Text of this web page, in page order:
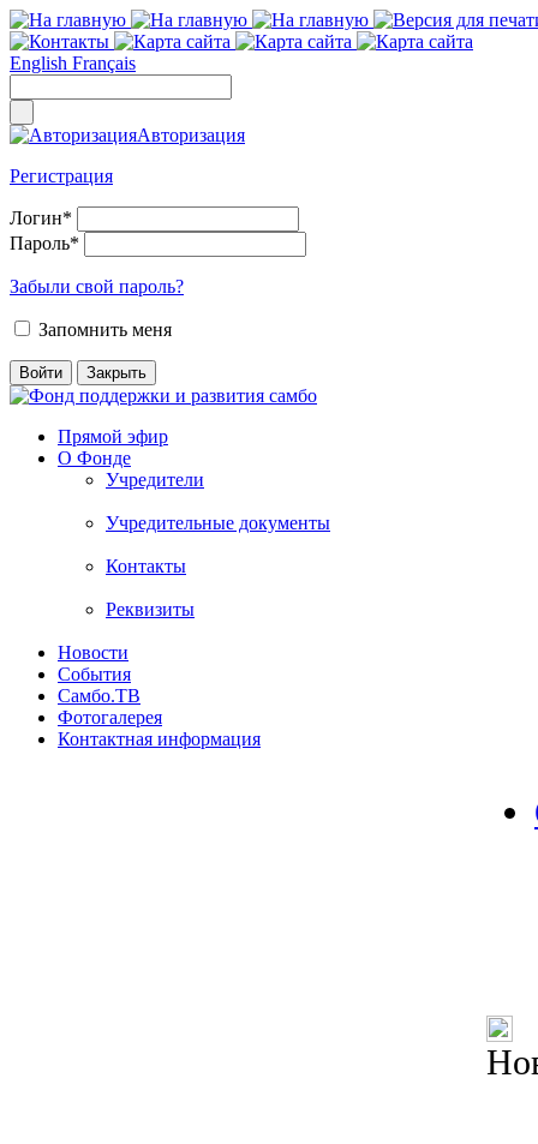
English Français
Авторизация
Регистрация
Логин*
Пароль*
Забыли свой пароль?
Запомнить меня
Прямой эфир
О Фонде
Учредители
Учредительные документы
Контакты
Реквизиты
Новости
События
Самбо.ТВ
Фотогалерея
Контактная информация